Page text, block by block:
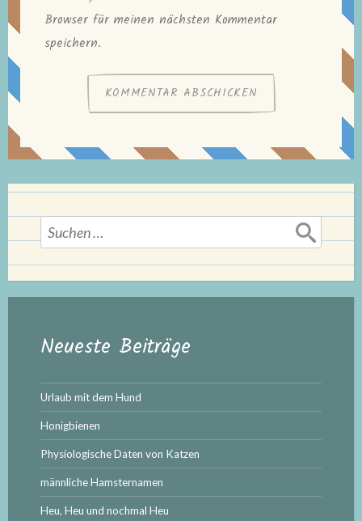
Browser für meinen nächsten Kommentar
speichern.
Suchen
nach:
Neueste Beiträge
Urlaub mit dem Hund
Honigbienen
Physiologische Daten von Katzen
männliche Hamsternamen
Heu, Heu und nochmal Heu